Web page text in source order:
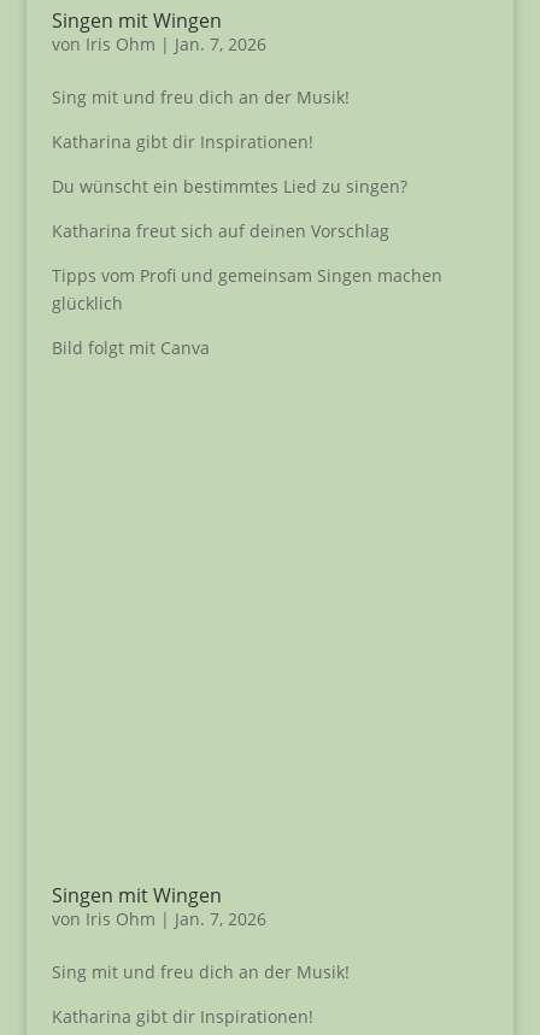
Singen mit Wingen
von Iris Ohm | Jan. 7, 2026
Sing mit und freu dich an der Musik!
Katharina gibt dir Inspirationen!
Du wünscht ein bestimmtes Lied zu singen?
Katharina freut sich auf deinen Vorschlag
Tipps vom Profi und gemeinsam Singen machen
glücklich
Bild folgt mit Canva
Singen mit Wingen
von Iris Ohm | Jan. 7, 2026
Sing mit und freu dich an der Musik!
Katharina gibt dir Inspirationen!